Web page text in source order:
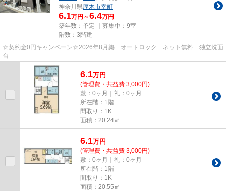
神奈川県厚木市幸町
6.1万円～6.4万円
築年数：予定 ｜募集中： 9室
階数：3階建
☆契約金0円キャンペーン☆2026年8月築 オートロック ネット無料 独立洗面
台
6.1万円
(管理費・共益費 3,000円)
敷：0ヶ月｜礼：0ヶ月
所在階：1階
間取り：1K
面積：20.24㎡
6.1万円
(管理費・共益費 3,000円)
敷：0ヶ月｜礼：0ヶ月
所在階：1階
間取り：1K
面積：20.55㎡